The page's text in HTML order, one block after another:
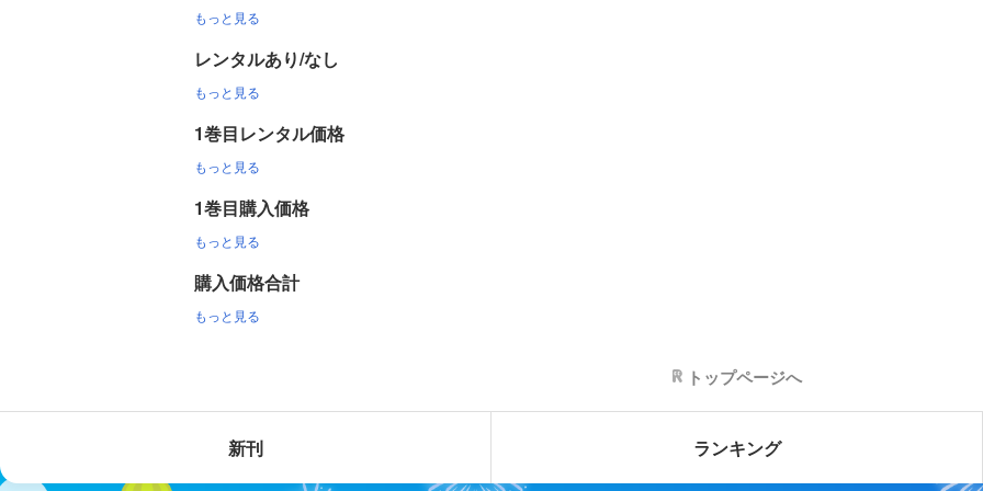
もっと見る
レンタルあり/なし
もっと見る
1巻目レンタル価格
もっと見る
1巻目購入価格
もっと見る
購入価格合計
もっと見る
トップページへ
新刊 ランキング